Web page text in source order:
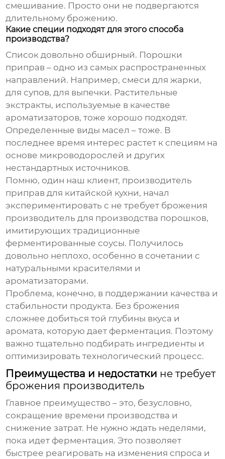
смешивание. Просто они не подвергаются
длительному брожению.
Какие специи подходят для этого способа
производства?
Список довольно обширный. Порошки
приправ – одно из самых распространенных
направлений. Например, смеси для жарки,
для супов, для выпечки. Растительные
экстракты, используемые в качестве
ароматизаторов, тоже хорошо подходят.
Определенные виды масел – тоже. В
последнее время интерес растет к специям на
основе микроводорослей и других
нестандартных источников.
Помню, один наш клиент, производитель
приправ для китайской кухни, начал
экспериментировать с не требует брожения
производитель для производства порошков,
имитирующих традиционные
ферментированные соусы. Получилось
довольно неплохо, особенно в сочетании с
натуральными красителями и
ароматизаторами.
Проблема, конечно, в поддержании качества и
стабильности продукта. Без брожения
сложнее добиться той глубины вкуса и
аромата, которую дает ферментация. Поэтому
важно тщательно подбирать ингредиенты и
оптимизировать технологический процесс.
Преимущества и недостатки не требует
брожения производитель
Главное преимущество – это, безусловно,
сокращение времени производства и
снижение затрат. Не нужно ждать неделями,
пока идет ферментация. Это позволяет
быстрее реагировать на изменения спроса и